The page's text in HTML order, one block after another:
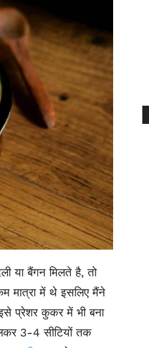
या बैंगन मिलते है, तो
मात्रा में थे इसलिए मैंने
प्रेशर कुकर में भी बना
3-4 सीटियों तक